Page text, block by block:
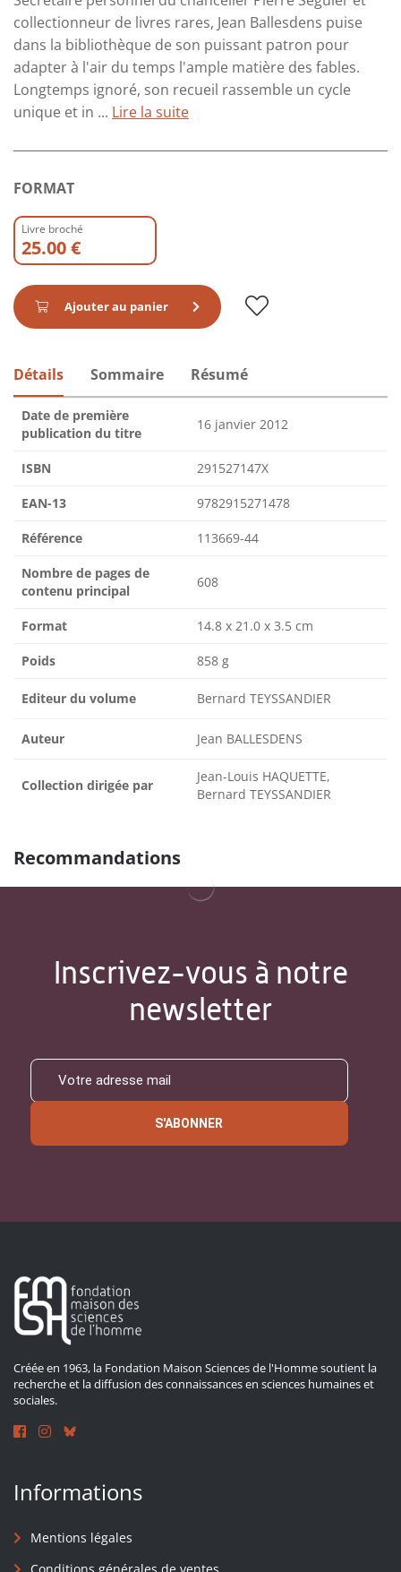
collectionneur de livres rares, Jean Ballesdens puise
dans la bibliothèque de son puissant patron pour
adapter à l'air du temps l'ample matière des fables.
Longtemps ignoré, son recueil rassemble un cycle
unique et in ... Lire la suite
FORMAT
Livre broché
25.00 €
Ajouter au panier
Détails Sommaire Résumé
Date de première
publication du titre
16 janvier 2012
ISBN 291527147X
EAN-13 9782915271478
Référence 113669-44
Nombre de pages de
contenu principal
608
Format 14.8 x 21.0 x 3.5 cm
Poids 858 g
Editeur du volume Bernard TEYSSANDIER
Auteur Jean BALLESDENS
Collection dirigée par
Jean-Louis HAQUETTE,
Bernard TEYSSANDIER
Recommandations
Inscrivez-vous à notre
newsletter
S'ABONNER
Créée en 1963, la Fondation Maison Sciences de l'Homme soutient la
recherche et la diffusion des connaissances en sciences humaines et
sociales.
Informations
Mentions légales
Conditions générales de ventes